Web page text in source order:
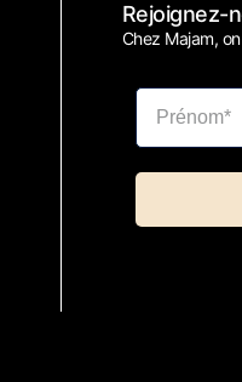
Rejoignez-
Chez Majam,